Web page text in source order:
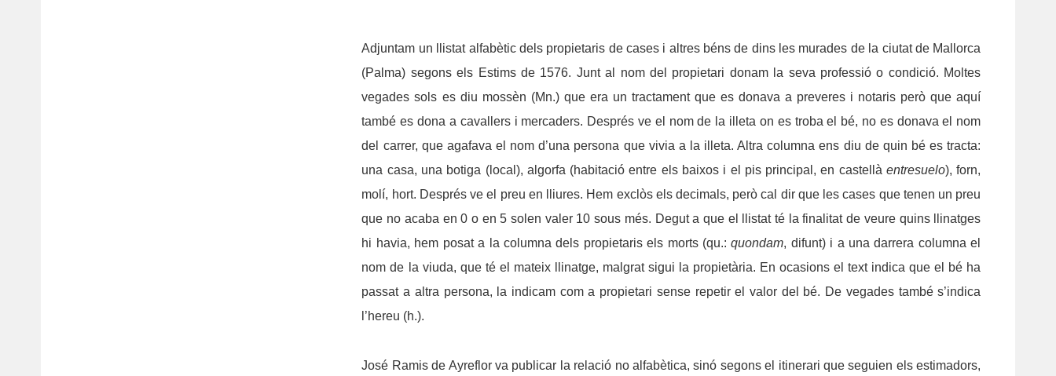
Adjuntam un llistat alfabètic dels propietaris de cases i altres béns de dins les murades de la ciutat de Mallorca
(Palma) segons els Estims de 1576. Junt al nom del propietari donam la seva professió o condició. Moltes
vegades sols es diu mossèn (Mn.) que era un tractament que es donava a preveres i notaris però que aquí
també es dona a cavallers i mercaders. Després ve el nom de la illeta on es troba el bé, no es donava el nom
del carrer, que agafava el nom d’una persona que vivia a la illeta. Altra columna ens diu de quin bé es tracta:
una casa, una botiga (local), algorfa (habitació entre els baixos i el pis principal, en castellà entresuelo), forn,
molí, hort. Després ve el preu en lliures. Hem exclòs els decimals, però cal dir que les cases que tenen un preu
que no acaba en 0 o en 5 solen valer 10 sous més. Degut a que el llistat té la finalitat de veure quins llinatges
hi havia, hem posat a la columna dels propietaris els morts (qu.:quondam, difunt) i a una darrera columna el
nom de la viuda, que té el mateix llinatge, malgrat sigui la propietària. En ocasions el text indica que el bé ha
passat a altra persona, la indicam com a propietari sense repetir el valor del bé. De vegades també s’indica
l’hereu (h.).
José Ramis de Ayreflor va publicar la relació no alfabètica, sinó segons el itinerari que seguien els estimadors,